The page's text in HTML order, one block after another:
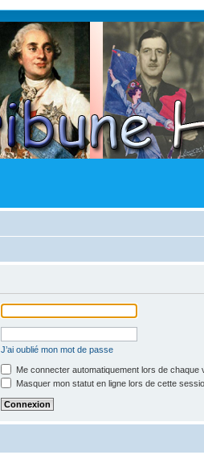
J’ai oublié mon mot de passe
Me connecter automatiquement lors de chaque
Masquer mon statut en ligne lors de cette